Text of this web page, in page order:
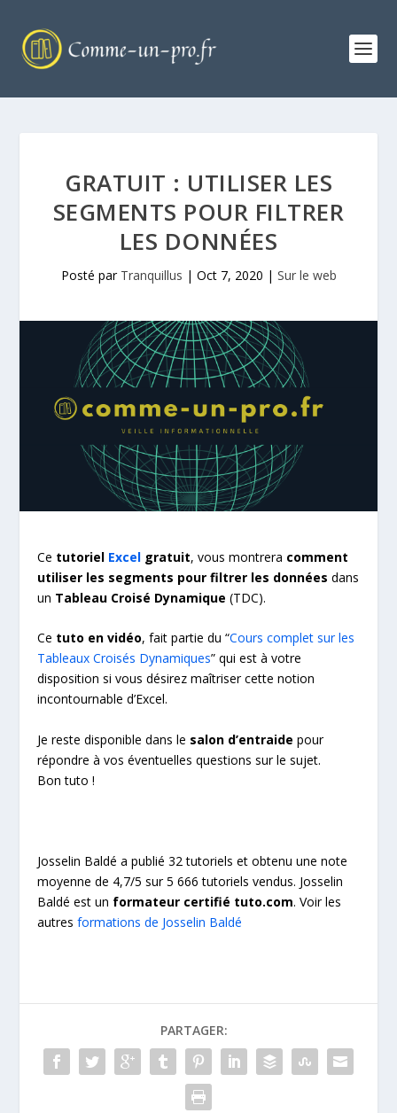
GRATUIT : UTILISER LES
SEGMENTS POUR FILTRER
LES DONNÉES
Posté par Tranquillus | Oct 7, 2020 | Sur le web
Ce tutoriel Excel gratuit, vous montrera comment
utiliser les segments pour filtrer les données dans
un Tableau Croisé Dynamique (TDC).
Ce tuto en vidéo, fait partie du “Cours complet sur les
Tableaux Croisés Dynamiques” qui est à votre
disposition si vous désirez maîtriser cette notion
incontournable d’Excel.
Je reste disponible dans le salon d’entraide pour
répondre à vos éventuelles questions sur le sujet.
Bon tuto !
Josselin Baldé a publié 32 tutoriels et obtenu une note
moyenne de 4,7/5 sur 5 666 tutoriels vendus. Josselin
Baldé est un formateur certifié tuto.com. Voir les
autresformations de Josselin Baldé
PARTAGER: